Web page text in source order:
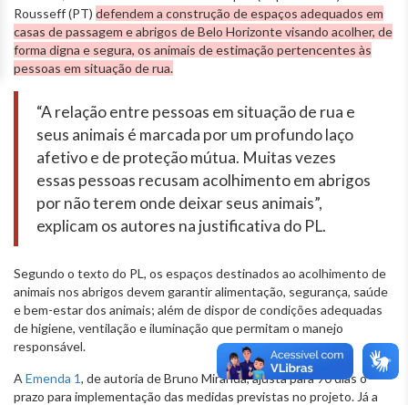
Rousseff (PT) defendem a construção de espaços adequados em
casas de passagem e abrigos de Belo Horizonte visando acolher, de
forma digna e segura, os animais de estimação pertencentes às
pessoas em situação de rua.
“A relação entre pessoas em situação de rua e
seus animais é marcada por um profundo laço
afetivo e de proteção mútua. Muitas vezes
essas pessoas recusam acolhimento em abrigos
por não terem onde deixar seus animais”,
explicam os autores na justificativa do PL.
Segundo o texto do PL, os espaços destinados ao acolhimento de
animais nos abrigos devem garantir alimentação, segurança, saúde
e bem-estar dos animais; além de dispor de condições adequadas
de higiene, ventilação e iluminação que permitam o manejo
responsável.
A Emenda 1, de autoria de Bruno Miranda, ajusta para 90 dias o
prazo para implementação das medidas previstas no projeto. Já a